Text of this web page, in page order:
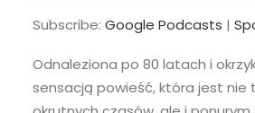
Google Podcasts
iTunes
RSS FEED
SHARE
Subscribe: Google Podcasts |
Odnaleziona po 80 latach i
sensacją powieść, która jest nie